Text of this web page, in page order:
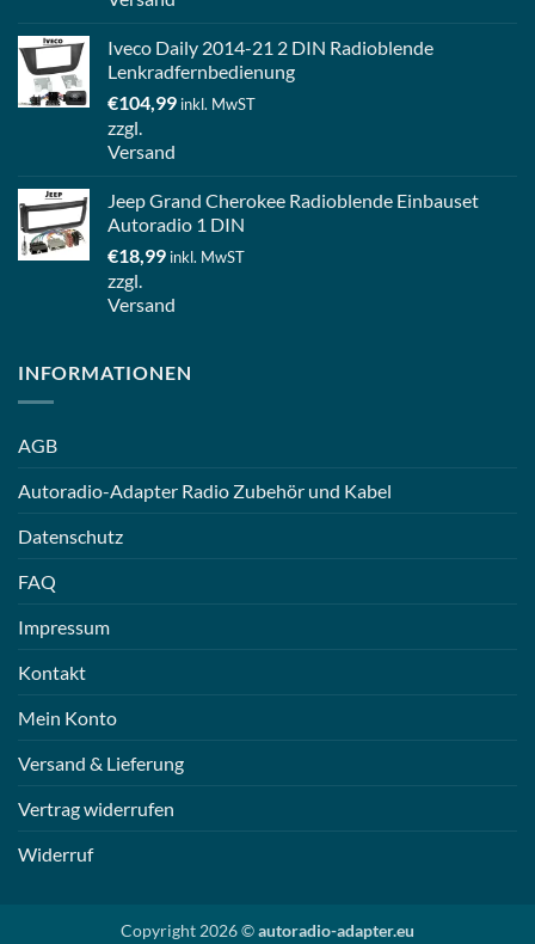
Iveco Daily 2014-21 2 DIN Radioblende
Lenkradfernbedienung
€104,99 inkl. MwST
zzgl.
Versand
Jeep Grand Cherokee Radioblende Einbauset
Autoradio 1 DIN
€18,99 inkl. MwST
zzgl.
Versand
INFORMATIONEN
AGB
Autoradio-Adapter Radio Zubehör und Kabel
Datenschutz
FAQ
Impressum
Kontakt
Mein Konto
Versand & Lieferung
Vertrag widerrufen
Widerruf
Copyright 2026 ©autoradio-adapter.eu